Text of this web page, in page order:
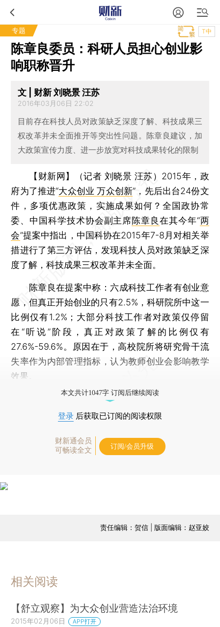
专题 T中
陈章良委员：科研人员担心创业影
响职称晋升
文 | 财新 刘晓景 汪苏
2016年03月06日 22:02
目前存在科技人员对政策缺乏深度了解、科技成果三
权改革并未全面推开等突出性问题。陈章良建议，加
大政策宣传力度、进一步放宽对科技成果转化的限制
【财新网】（记者 刘晓景 汪苏） 2015年，政
府为了推进“大众创业 万众创新”，先后出台24份文
件，多项优惠政策，实施成果如何？全国政协常
委、中国科学技术协会副主席陈章良在其今年“两
会”提案中指出，中国科协在2015年7-8月对相关举
措进行了第三方评估，发现科技人员对政策缺乏深
度了解，科技成果三权改革并未全面。
陈章良在提案中称：六成科技工作者有创业意
愿，但真正开始创业的只有2.5%，科研院所中这一
比例仅有1.2%；大部分科技工作者对政策仅停留
在“听说”阶段，真正对政策了解的比例仅有
27.6%-59.6%。原因在于，高校院所将研究骨干流
失率作为内部管理指标，认为教师创业会影响教学
效果。
本文共计1047字 订阅后继续阅读
登录 后获取已订阅的阅读权限
财新通会员
可畅读全文
订阅/会员升级
责任编辑：贺信 | 版面编辑：赵亚姣
相关阅读
【舒立观察】为大众创业营造法治环境
2015年02月06日 APP打开